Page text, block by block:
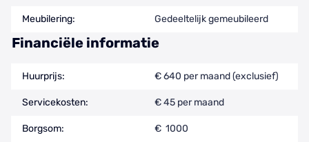
Meubilering: Gedeeltelijk gemeubileerd
Financiële informatie
Huurprijs: € 640 per maand (exclusief)
Servicekosten: € 45 per maand
Borgsom: € 1000